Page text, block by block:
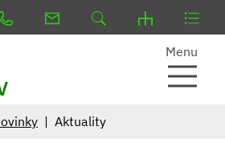
Menu
Aktuality